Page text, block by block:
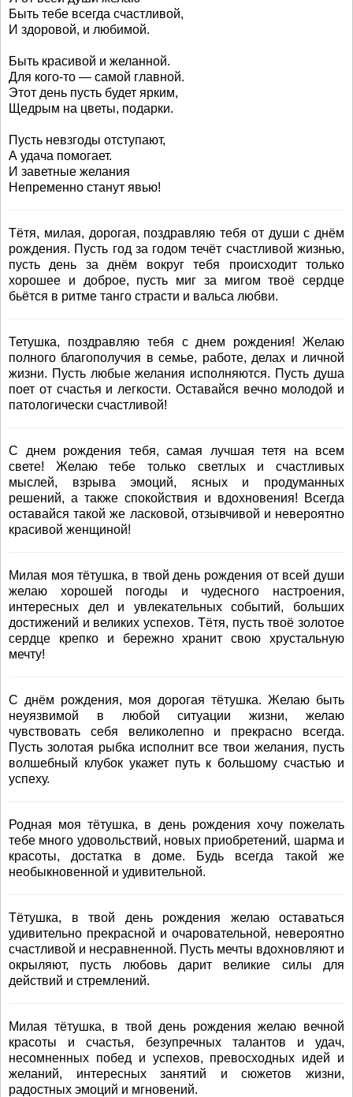
Быть тебе всегда счастливой,
И здоровой, и любимой.
Быть красивой и желанной.
Для кого-то — самой главной.
Этот день пусть будет ярким,
Щедрым на цветы, подарки.
Пусть невзгоды отступают,
А удача помогает.
И заветные желания
Непременно станут явью!
Тётя, милая, дорогая, поздравляю тебя от души с днём
рождения. Пусть год за годом течёт счастливой жизнью,
пусть день за днём вокруг тебя происходит только
хорошее и доброе, пусть миг за мигом твоё сердце
бьётся в ритме танго страсти и вальса любви.
Тетушка, поздравляю тебя с днем рождения! Желаю
полного благополучия в семье, работе, делах и личной
жизни. Пусть любые желания исполняются. Пусть душа
поет от счастья и легкости. Оставайся вечно молодой и
патологически счастливой!
С днем рождения тебя, самая лучшая тетя на всем
свете! Желаю тебе только светлых и счастливых
мыслей, взрыва эмоций, ясных и продуманных
решений, а также спокойствия и вдохновения! Всегда
оставайся такой же ласковой, отзывчивой и невероятно
красивой женщиной!
Милая моя тётушка, в твой день рождения от всей души
желаю хорошей погоды и чудесного настроения,
интересных дел и увлекательных событий, больших
достижений и великих успехов. Тётя, пусть твоё золотое
сердце крепко и бережно хранит свою хрустальную
мечту!
С днём рождения, моя дорогая тётушка. Желаю быть
неуязвимой в любой ситуации жизни, желаю
чувствовать себя великолепно и прекрасно всегда.
Пусть золотая рыбка исполнит все твои желания, пусть
волшебный клубок укажет путь к большому счастью и
успеху.
Родная моя тётушка, в день рождения хочу пожелать
тебе много удовольствий, новых приобретений, шарма и
красоты, достатка в доме. Будь всегда такой же
необыкновенной и удивительной.
Тётушка, в твой день рождения желаю оставаться
удивительно прекрасной и очаровательной, невероятно
счастливой и несравненной. Пусть мечты вдохновляют и
окрыляют, пусть любовь дарит великие силы для
действий и стремлений.
Милая тётушка, в твой день рождения желаю вечной
красоты и счастья, безупречных талантов и удач,
несомненных побед и успехов, превосходных идей и
желаний, интересных занятий и сюжетов жизни,
радостных эмоций и мгновений.